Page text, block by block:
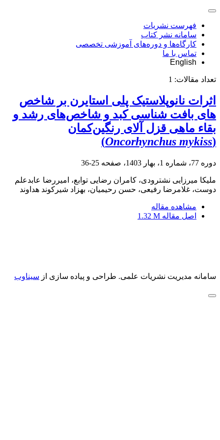
فهرست نشریات
سامانه نشر کتاب
کارگاه‌ها و دوره‌های آموزشی تخصصی
تماس با ما
English
تعداد مقالات: 1
اثرات نانوپلاستیک پلی استایرن بر شاخص
های بافت شناسی کبد و شاخص‌های رشد و
بقاء ماهی قزل آلای رنگین‌کمان
(
Oncorhynchus mykiss
)
دوره 77، شماره 1، بهار 1403، صفحه 25-36
ملیکا میرزایی نشترودی، کامران رضایی توابع، امیررضا عابدعلم
دوست، غلامرضا رفیعی، حسن رحیمیان، بهزاد شیرکوند هداوند
مشاهده مقاله
اصل مقاله 1.32 M
سامانه مدیریت نشریات علمی. طراحی و پیاده سازی از سیناوب